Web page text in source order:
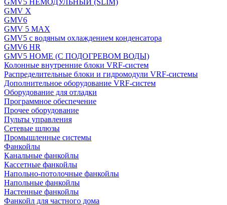
GMV5 НЕМОДУЛЬНЫЙ (SLIM)
GMV X
GMV6
GMV 5 MAX
GMV5 с водяным охлаждением конденсатора
GMV6 HR
GMV5 HOME (С ПОДОГРЕВОМ ВОДЫ)
Колонные внутренние блоки VRF-систем
Распределительные блоки и гидромодули VRF-системы
Дополнительное оборудование VRF-систем
Оборудование для отладки
Программное обеспечение
Прочее оборудование
Пульты управления
Сетевые шлюзы
Промышленные системы
Фанкойлы
Канальные фанкойлы
Кассетные фанкойлы
Напольно-потолочные фанкойлы
Напольные фанкойлы
Настенные фанкойлы
Фанкойл для частного дома